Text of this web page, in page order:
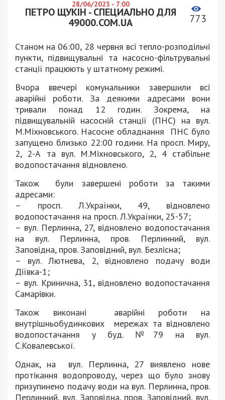
28/06/2023 - 7:00
ПЕТРО ЩУКІН - СПЕЦИАЛЬНО ДЛЯ
49000.COM.UA
773
Станом на 06:00, 28 червня всі тепло-розподільчі
пункти, підвищувальні та насосно-фільтрувальні
станції працюють у штатному режимі.
Вчора ввечері комунальники завершили всі
аварійні роботи. За деякими адресами вони
тривали понад 12 годин. Зокрема, на
підвищувальній насосній станції (ПНС) на вул.
М.Міхновського. Насосне обладнання ПНС було
запущено близько 22:00 години. На просп. Миру,
2, 2-А та вул. М.Міхновського, 2, 4 стабільне
водопостачання відновлено.
Також були завершені роботи за такими
адресами:
– просп. Л.Українки, 49, відновлено
водопостачання на просп. Л.Українки, 25-57;
– вул. Перлинна, 27, відновлено водопостачання
на вул. Перлинна, пров. Перлинний, вул.
Заповідна, пров. Заповідний, вул. Безлісна;
– вул. Лютнева, 2, відновлено подачу води
Діївка-1;
– вул. Кринична, 31, відновлено водопостачання
Самарівки.
Також виконані аварійні роботи на
внутрішньобудинкових мережах та відновлено
водопостачання у буд. №79 на вул.
С.Ковалевської.
Однак, на вул. Перлинна, 27 виявлено нове
протікання водопроводу, через що було знову
призупинено подачу води на вул. Перлинна, пров.
Перлинний, вул. Заповідна, пров. Заповідний, вул.